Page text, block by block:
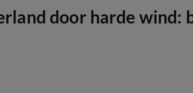
door harde wind: